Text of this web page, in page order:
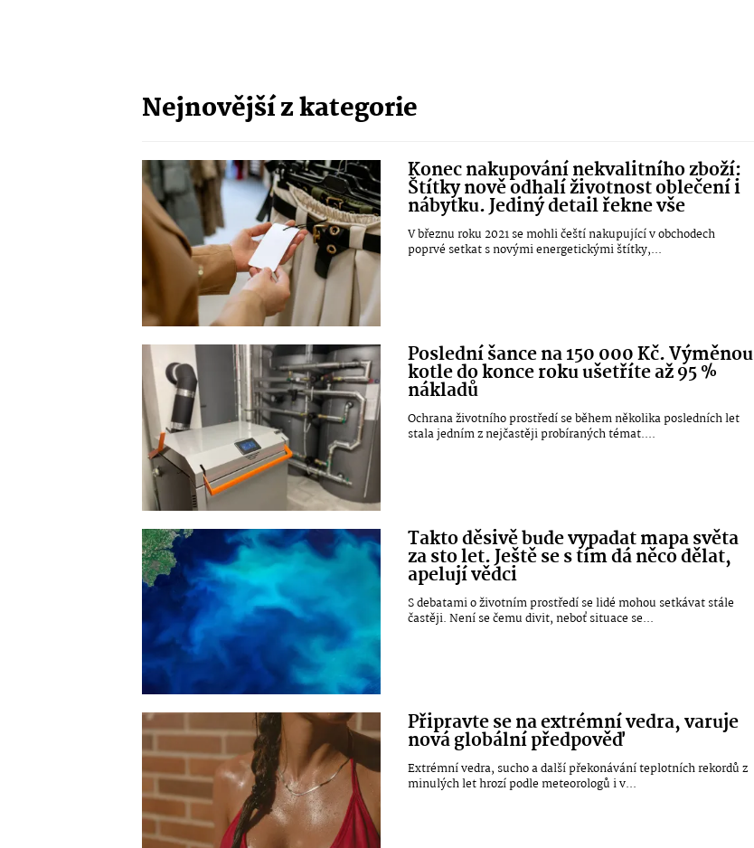
Nejnovější z kategorie
Konec nakupování nekvalitního zboží:
Štítky nově odhalí životnost oblečení i
nábytku. Jediný detail řekne vše
V březnu roku 2021 se mohli čeští nakupující v obchodech
poprvé setkat s novými energetickými štítky,...
Poslední šance na 150 000 Kč. Výměnou
kotle do konce roku ušetříte až 95 %
nákladů
Ochrana životního prostředí se během několika posledních let
stala jedním z nejčastěji probíraných témat....
Takto děsivě bude vypadat mapa světa
za sto let. Ještě se s tím dá něco dělat,
apelují vědci
S debatami o životním prostředí se lidé mohou setkávat stále
častěji. Není se čemu divit, neboť situace se...
Připravte se na extrémní vedra, varuje
nová globální předpověď
Extrémní vedra, sucho a další překonávání teplotních rekordů z
minulých let hrozí podle meteorologů i v...